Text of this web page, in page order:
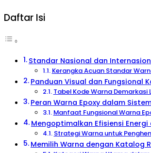
Daftar Isi
Standar Nasional dan
Kerangka Acuan Standar
Panduan Visual dan Fungsional
Tabel Kode Warna Demarkasi
Peran Warna Epoxy dalam
Manfaat Fungsional Warna
Mengoptimalkan Efisiensi
Strategi Warna untuk
Memilih Warna dengan Katalog